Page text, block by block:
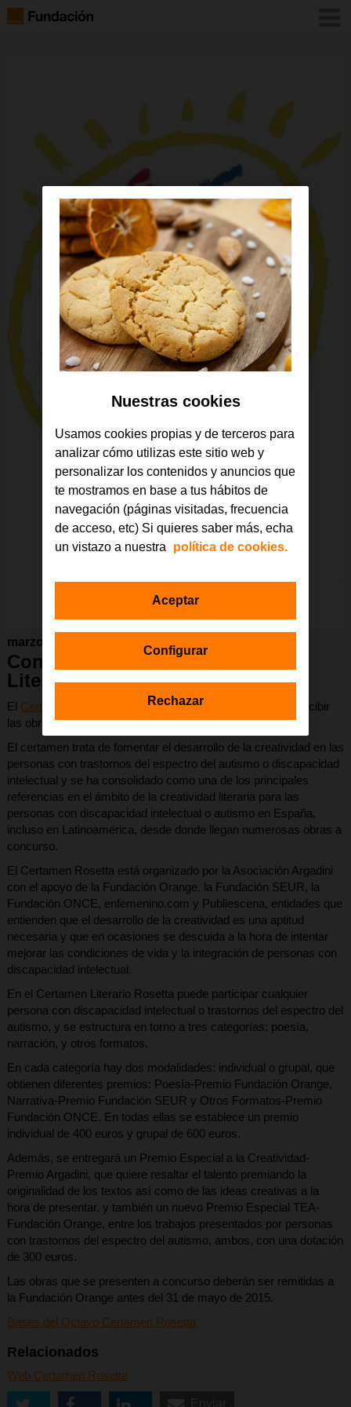
marzo 2015
Convocado VIII Certamen
Literario Rosetta
El Certamen Literario Rosettaya ha abierto el plazo para recibir
las obras participantes en su octava edición.
El certamen trata de fomentar el desarrollo de la creatividad en las
personas con trastornos del espectro del autismo o discapacidad
intelectual y se ha consolidado como una de los principales
referencias en el ámbito de la creatividad literaria para las
personas con discapacidad intelectual o autismo en España,
incluso en Latinoamérica, desde donde llegan numerosas obras a
concurso.
El Certamen Rosetta está organizado por la Asociación Argadini
con el apoyo de la Fundación Orange, la Fundación SEUR, la
Fundación ONCE, enfemenino.com y Publiescena, entidades que
entienden que el desarrollo de la creatividad es una aptitud
necesaria y que en ocasiones se descuida a la hora de intentar
mejorar las condiciones de vida y la integración de personas con
discapacidad intelectual.
En el Certamen Literario Rosetta puede participar cualquier
persona con discapacidad intelectual o trastornos del espectro del
autismo, y se estructura en torno a tres categorías: poesía,
narración, y otros formatos.
En cada categoría hay dos modalidades: individual o grupal, que
obtienen diferentes premios: Poesía-Premio Fundación Orange,
Narrativa-Premio Fundación SEUR y Otros Formatos-Premio
Fundación ONCE. En todas ellas se establece un premio
individual de 400 euros y grupal de 600 euros.
Además, se entregará un Premio Especial a la Creatividad-
Premio Argadini, que quiere resaltar el talento premiando la
originalidad de los textos así como de las ideas creativas a la
hora de presentar, y también un nuevo Premio Especial TEA-
Fundación Orange, entre los trabajos presentados por personas
con trastornos del espectro del autismo, ambos, con una dotación
de 300 euros.
Las obras que se presenten a concurso deberán ser remitidas a
la Fundación Orange antes del 31 de mayo de 2015.
Bases del Octavo Certamen Rosetta
Relacionados
Web Certamen Rosetta
Nuestras cookies
Usamos cookies propias y de terceros para
analizar cómo utilizas este sitio web y
personalizar los contenidos y anuncios que
te mostramos en base a tus hábitos de
navegación (páginas visitadas, frecuencia
de acceso, etc) Si quieres saber más, echa
un vistazo a nuestra
política de cookies.
Configurar
Rechazar
Aceptar